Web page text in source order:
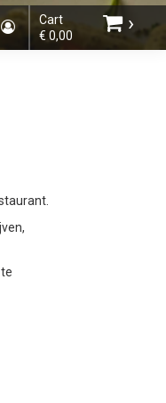
Cart
€ 0,00
›
in your